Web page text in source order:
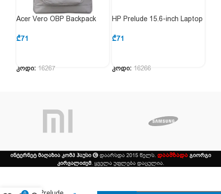
Acer Vero OBP Backpack
₾71
კოდი: 16267
HP Prelude 15.6-inch Laptop
₾71
კოდი: 16266
ინტერნეტ მაღაზია კომპ ჰაუსი დაარსდა 2015 წელს. დაამზადაგიორგი
კირვალიძემ. ყველა უფლება დაცულია.